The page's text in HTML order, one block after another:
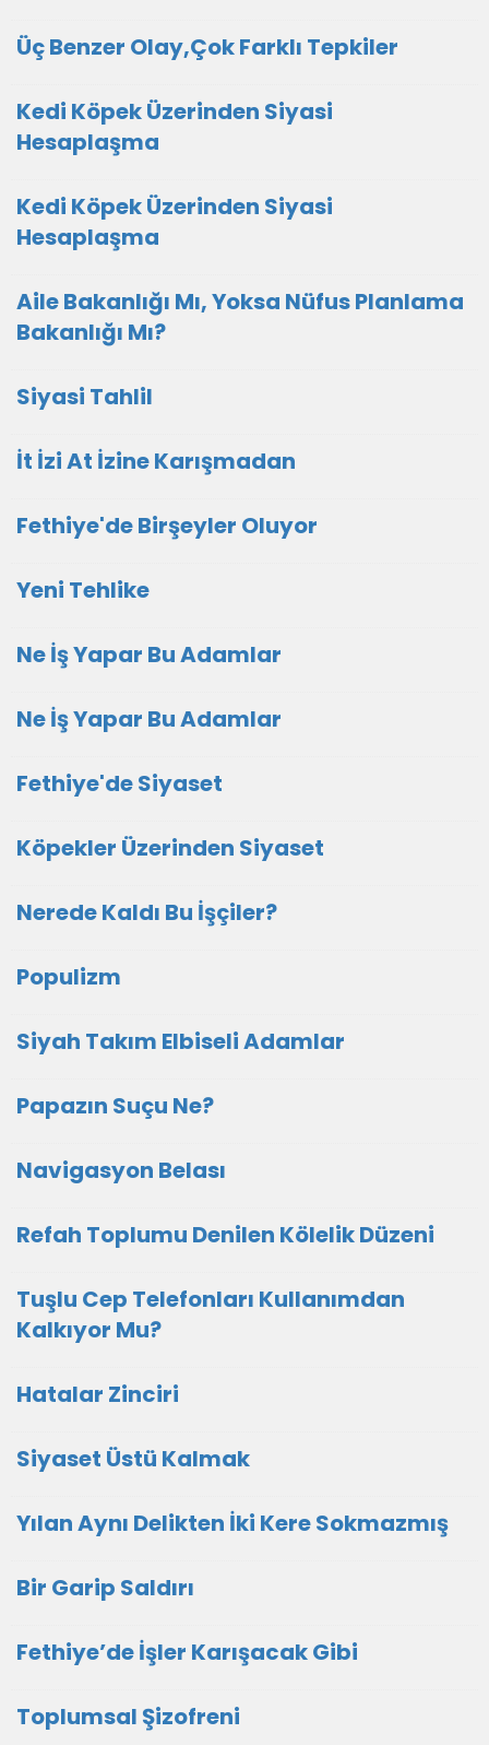
Üç Benzer Olay,Çok Farklı Tepkiler
Kedi Köpek Üzerinden Siyasi
Hesaplaşma
Kedi Köpek Üzerinden Siyasi
Hesaplaşma
Aile Bakanlığı Mı, Yoksa Nüfus Planlama
Bakanlığı Mı?
Siyasi Tahlil
İt İzi At İzine Karışmadan
Fethiye'de Birşeyler Oluyor
Yeni Tehlike
Ne İş Yapar Bu Adamlar
Ne İş Yapar Bu Adamlar
Fethiye'de Siyaset
Köpekler Üzerinden Siyaset
Nerede Kaldı Bu İşçiler?
Populizm
Siyah Takım Elbiseli Adamlar
Papazın Suçu Ne?
Navigasyon Belası
Refah Toplumu Denilen Kölelik Düzeni
Tuşlu Cep Telefonları Kullanımdan
Kalkıyor Mu?
Hatalar Zinciri
Siyaset Üstü Kalmak
Yılan Aynı Delikten İki Kere Sokmazmış
Bir Garip Saldırı
Fethiye’de İşler Karışacak Gibi
Toplumsal Şizofreni